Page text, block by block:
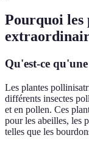
Pourquoi les
Qu'est-ce
Les plantes
différents insectes
et en pollen. Ces
pour les abeilles, les
telles que les